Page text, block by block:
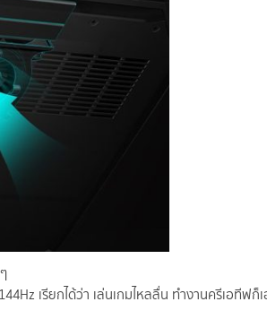
เรียกได้ว่า เล่นเกมไหลลื่น ทำงานครีเอทีฟก็เ